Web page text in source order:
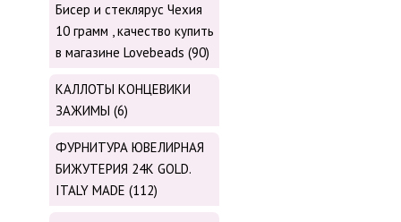
Бисер и стеклярус Чехия
10 грамм , качество купить
в магазине Lovebeads (90)
КАЛЛОТЫ КОНЦЕВИКИ
ЗАЖИМЫ (6)
ФУРНИТУРА ЮВЕЛИРНАЯ
БИЖУТЕРИЯ 24К GOLD.
ITALY MADE (112)